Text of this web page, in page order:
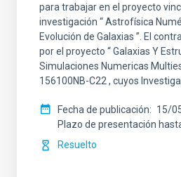
para trabajar en el proyecto
investigación “ Astrofísica
Evolución de Galaxias ”. El
por el proyecto “ Galaxias Y
Simulaciones Numericas
156100NB-C22 , cuyos
Fecha de publicación
15/
Plazo de presentación
Resuelto